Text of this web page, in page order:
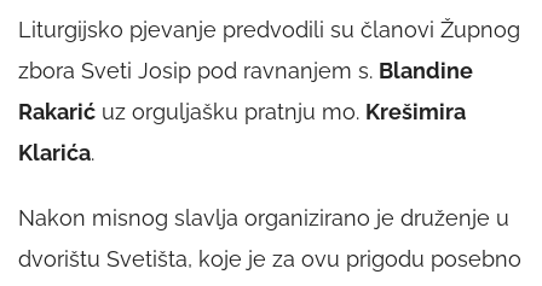
Liturgijsko pjevanje predvodili su članovi Župnog
zbora Sveti Josip pod ravnanjem s. Blandine
Rakarić uz orguljašku pratnju mo. Krešimira
Klarića.
Nakon misnog slavlja organizirano je druženje u
dvorištu Svetišta, koje je za ovu prigodu posebno